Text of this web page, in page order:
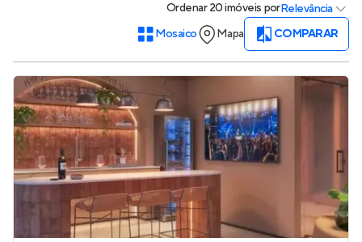
Ordenar20 imóveis porRelevância
Mosaico
Mapa COMPARAR